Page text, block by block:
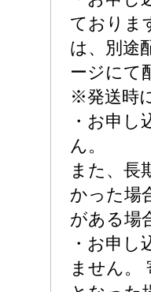
ておりま
は、別途
ージにて
※発送時
・お申
ん。
また、長
かった場
がある場
・お申
ません。